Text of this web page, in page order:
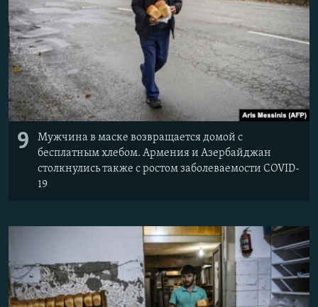
9
Мужчина в маске возвращается домой с
бесплатным хлебом. Армения и Азербайджан
столкнулись также с ростом заболеваемости COVID-
19